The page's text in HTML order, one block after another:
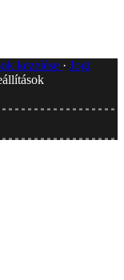
kezelése
Jogi